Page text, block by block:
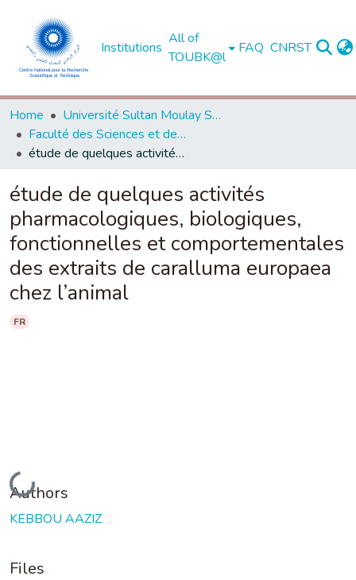
Institutions
All of
TOUBK@l
FAQ CNRST
Home
Université Sultan Moulay Slimane - Béni Mellal
Faculté des Sciences et des Techniques, Béni Mellal
étude de quelques activités pharmacologiques, biologiques, fonctionnelles et comportementales des extraits de caralluma europaea chez l’animal
étude de quelques activités
pharmacologiques, biologiques,
fonctionnelles et comportementales
des extraits de caralluma europaea
chez l’animal
FR
Loading...
Authors
KEBBOU AAZIZ
Files